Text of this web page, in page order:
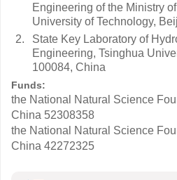
Engineering of the Ministry
University of Technology,
2.
State Key Laboratory of
Engineering, Tsinghua
100084, China
Funds:
the National Natural Science
China 52308358
the National Natural Science
China 42272325